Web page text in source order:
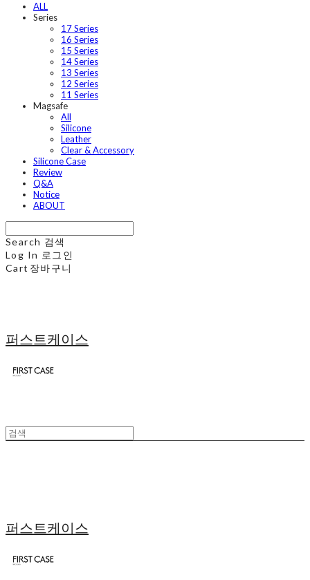
ALL
Series
17 Series
16 Series
15 Series
14 Series
13 Series
12 Series
11 Series
Magsafe
All
Silicone
Leather
Clear & Accessory
Silicone Case
Review
Q&A
Notice
ABOUT
Search 검색
Log In 로그인
Cart 장바구니
퍼스트케이스
퍼스트케이스